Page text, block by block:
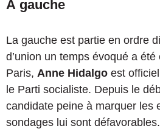
À gauche
La gauche est partie en ordre
d’union un temps évoqué a
Paris, Anne Hidalgo est
le Parti socialiste. Depuis le
candidate peine à marquer les
sondages lui sont défavorables.